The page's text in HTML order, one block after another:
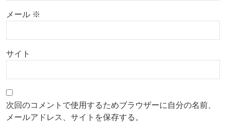
メール ※
サイト
次回のコメントで使用するためブラウザーに自分の名前、
メールアドレス、サイトを保存する。